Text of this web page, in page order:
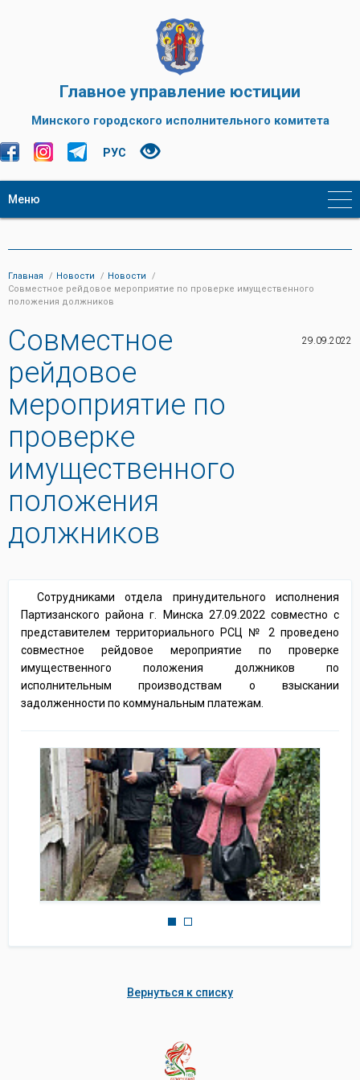
Главное управление юстиции
Минского городского исполнительного комитета
РУС
Меню
Главная Новости
Новости
Совместное рейдовое мероприятие по проверке имущественного
положения должников
Совместное
рейдовое
мероприятие по
проверке
имущественного
положения
должников
29.09.2022
Сотрудниками отдела принудительного исполнения
Партизанского района г. Минска 27.09.2022 совместно с
представителем территориального РСЦ № 2 проведено
совместное рейдовое мероприятие по проверке
имущественного положения должников по
исполнительным производствам о взыскании
задолженности по коммунальным платежам.
Вернуться к списку